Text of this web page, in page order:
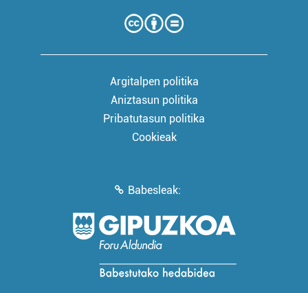
Argitalpen politika
Aniztasun politika
Pribatutasun politika
Cookieak
Babesleak: